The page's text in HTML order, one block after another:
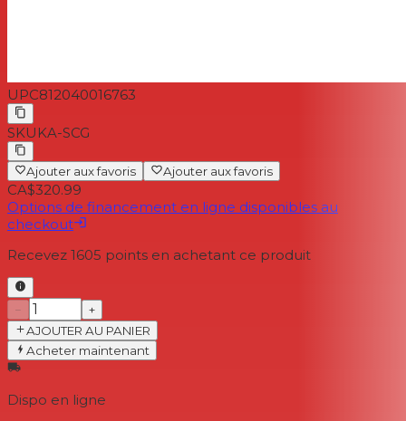
UPC812040016763
SKU KA-SCG
Ajouter aux favoris Ajouter aux favoris
CA$320.99
Options de financement en ligne disponibles au
checkout
Recevez 1605 points en achetant ce produit
−
+
AJOUTER AU PANIER
Acheter maintenant
Dispo en ligne